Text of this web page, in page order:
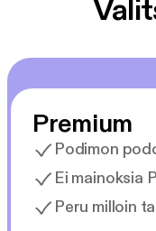
Premium
Podimon
Ei mainoksia
Peru milloin